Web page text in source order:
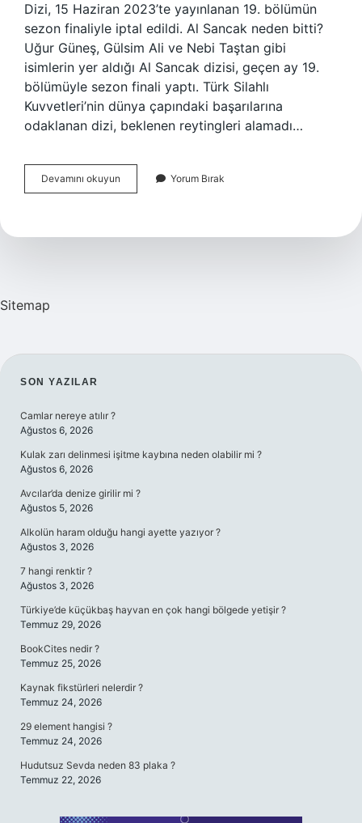
Dizi, 15 Haziran 2023’te yayınlanan 19. bölümün
sezon finaliyle iptal edildi. Al Sancak neden bitti?
Uğur Güneş, Gülsim Ali ve Nebi Taştan gibi
isimlerin yer aldığı Al Sancak dizisi, geçen ay 19.
bölümüyle sezon finali yaptı. Türk Silahlı
Kuvvetleri’nin dünya çapındaki başarılarına
odaklanan dizi, beklenen reytingleri alamadı…
Devamını okuyun
Sancak
Yorum Bırak
Sitemap
SIDEBAR
SON YAZILAR
Camlar nereye atılır ?
Ağustos 6, 2026
Kulak zarı delinmesi işitme kaybına neden olabilir mi ?
Ağustos 6, 2026
Avcılar’da denize girilir mi ?
Ağustos 5, 2026
Alkolün haram olduğu hangi ayette yazıyor ?
Ağustos 3, 2026
7 hangi renktir ?
Ağustos 3, 2026
Türkiye’de küçükbaş hayvan en çok hangi bölgede yetişir ?
Temmuz 29, 2026
BookCites nedir ?
Temmuz 25, 2026
Kaynak fikstürleri nelerdir ?
Temmuz 24, 2026
29 element hangisi ?
Temmuz 24, 2026
Hudutsuz Sevda neden 83 plaka ?
Temmuz 22, 2026